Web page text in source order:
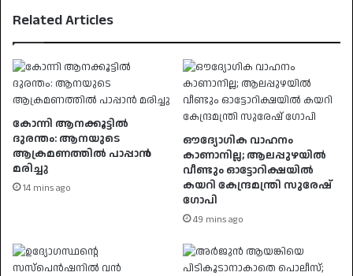
Related Articles
കോന്നി ആനക്കൂട്ടിൽ
ദുരന്തം: ആനയുടെ
ആക്രമണത്തിൽ പാപ്പാൻ
മരിച്ചു
14 mins ago
ഔദ്യോഗിക വാഹനം
കാണാനില്ല; ആലപ്പുഴയിൽ
വീണ്ടും ഓട്ടോറിക്ഷയിൽ
കയറി കേന്ദ്രമന്ത്രി സുരേഷ്
ഗോപി
49 mins ago